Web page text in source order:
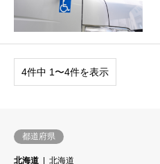
4件中 1〜4件を表示
都道府県
北海道
北海道